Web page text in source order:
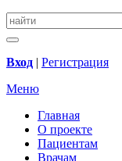
Вход | Регистрация
Меню
Главная
О проекте
Пациентам
Врачам